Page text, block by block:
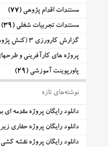
مستندات اقدام پژوهی (77)
مستندات تجربیات شغلی (39)
گزارش کارورزی 3 (کنش پژوهی)
پروژه های کارآفرینی و
پاورپوینت آموزشی (29)
نوشته‌های تازه
دانلود رایگان پروژه مقدمه ای
دانلود رایگان پروژه حفاری
دانلود رایگان پروژه نقشه